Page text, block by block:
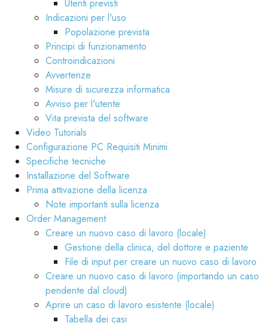
Utenti previsti
Indicazioni per l'uso
Popolazione prevista
Principi di funzionamento
Controindicazioni
Avvertenze
Misure di sicurezza informatica
Avviso per l'utente
Vita prevista del software
Video Tutorials
Configurazione PC Requisiti Minimi
Specifiche tecniche
Installazione del Software
Prima attivazione della licenza
Note importanti sulla licenza
Order Management
Creare un nuovo caso di lavoro (locale)
Gestione della clinica, del dottore e paziente
File di input per creare un nuovo caso di lavoro
Creare un nuovo caso di lavoro (importando un caso
pendente dal cloud)
Aprire un caso di lavoro esistente (locale)
Tabella dei casi